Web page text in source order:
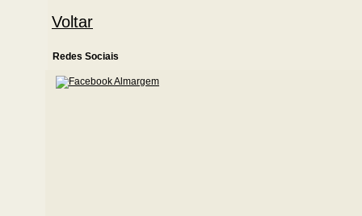
Voltar
Redes Sociais